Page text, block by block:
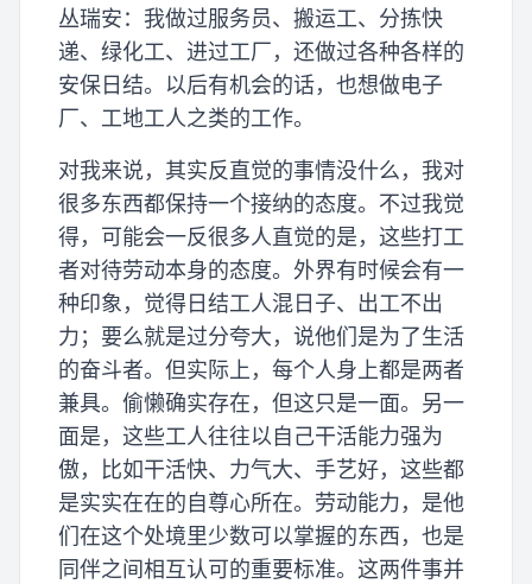
丛瑞安：我做过服务员、搬运工、分拣快
递、绿化工、进过工厂，还做过各种各样的
安保日结。以后有机会的话，也想做电子
厂、工地工人之类的工作。
对我来说，其实反直觉的事情没什么，我对
很多东西都保持一个接纳的态度。不过我觉
得，可能会一反很多人直觉的是，这些打工
者对待劳动本身的态度。外界有时候会有一
种印象，觉得日结工人混日子、出工不出
力；要么就是过分夸大，说他们是为了生活
的奋斗者。但实际上，每个人身上都是两者
兼具。偷懒确实存在，但这只是一面。另一
面是，这些工人往往以自己干活能力强为
傲，比如干活快、力气大、手艺好，这些都
是实实在在的自尊心所在。劳动能力，是他
们在这个处境里少数可以掌握的东西，也是
同伴之间相互认可的重要标准。这两件事并